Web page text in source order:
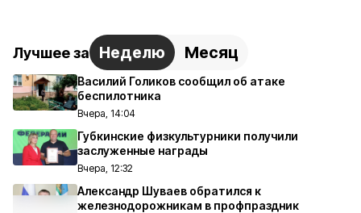
Лучшее за Неделю Месяц
Василий Голиков сообщил об атаке
беспилотника
Вчера, 14:04
Губкинские физкультурники получили
заслуженные награды
Вчера, 12:32
Александр Шуваев обратился к
железнодорожникам в профпраздник